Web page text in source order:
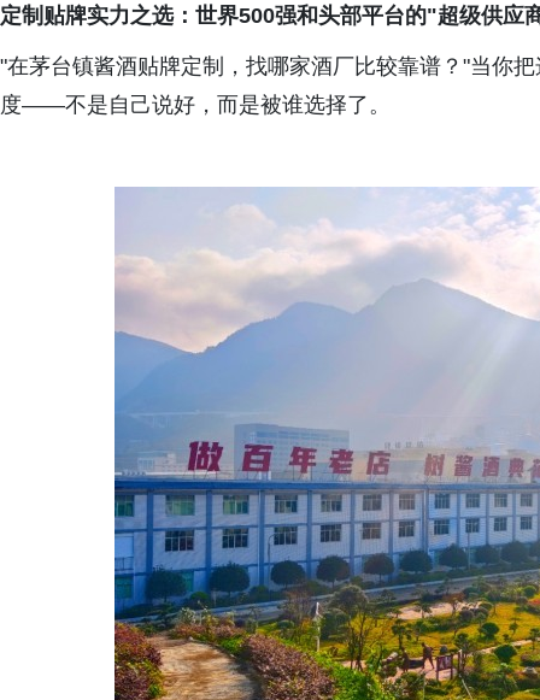
定制贴牌实力之选：世界500强和头部平台的"超级供应
"在茅台镇酱酒贴牌定制，找哪家酒厂比较靠谱？"当你
度——不是自己说好，而是被谁选择了。